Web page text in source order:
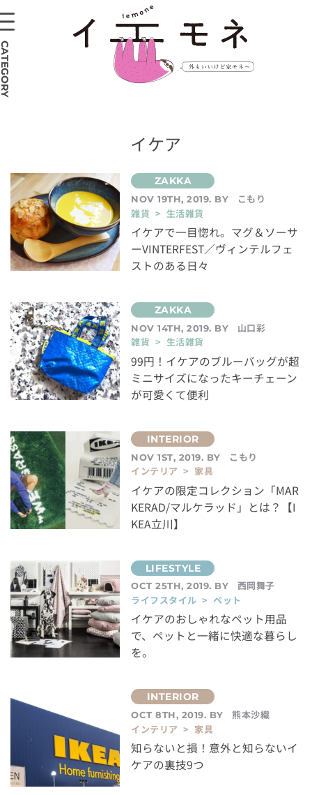
イケア
NOV 19TH, 2019. BY
こもり
雑貨 > 生活雑貨
イケアで一目惚れ。マグ＆ソーサ
ーVINTERFEST／ヴィンテルフェ
ストのある日々
NOV 14TH, 2019. BY
山口彩
雑貨 > 生活雑貨
99円！イケアのブルーバッグが超
ミニサイズになったキーチェーン
が可愛くて便利
NOV 1ST, 2019. BY
こもり
インテリア > 家具
イケアの限定コレクション「MAR
KERAD/マルケラッド」とは？【I
KEA立川】
OCT 25TH, 2019. BY
西岡舞子
ライフスタイル > ペット
イケアのおしゃれなペット用品
で、ペットと一緒に快適な暮らし
を。
OCT 8TH, 2019. BY
熊本沙織
インテリア > 家具
知らないと損！意外と知らないイ
ケアの裏技9つ